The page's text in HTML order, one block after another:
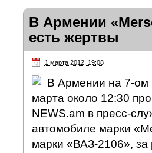
В Армении
есть жертвы
1 марта 2012, 19:08
В Армении на 7-ом
марта около 12:30
NEWS.am в пресс-
автомобиле марки
марки «ВАЗ-2106», за